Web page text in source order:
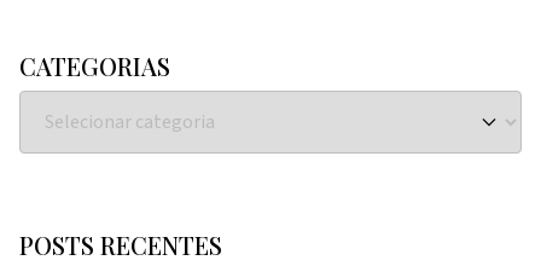
CATEGORIAS
POSTS RECENTES